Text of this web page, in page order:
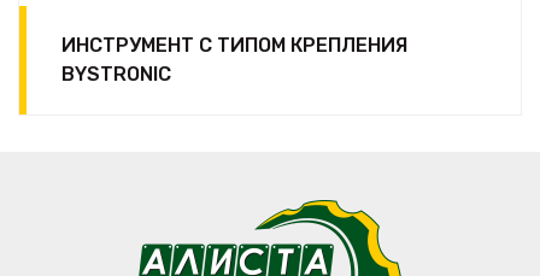
ИНСТРУМЕНТ С ТИПОМ КРЕПЛЕНИЯ
BYSTRONIC